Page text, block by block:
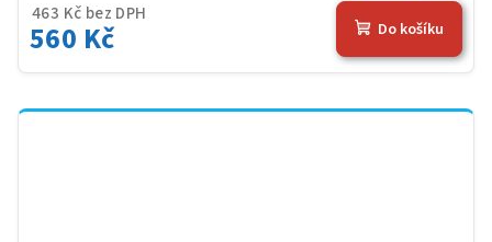
463 Kč bez DPH
560 Kč Do košíku